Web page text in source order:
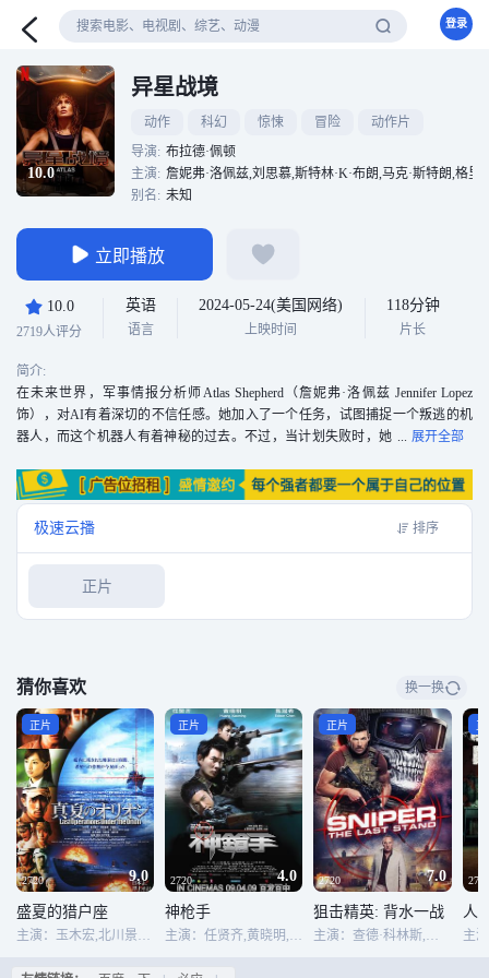
登录
10.0
异星战境
动作 科幻 惊悚 冒险
动作片
导演: 布拉德·佩顿
主演: 詹妮弗·洛佩兹,刘思慕,斯特林·K·布朗,马克·斯特朗,格里
别名: 未知
立即播放
10.0
2719人评分
英语
语言
2024-05-24(美国网络)
上映时间
118分钟
片长
简介:
在未来世界，军事情报分析师Atlas Shepherd（詹妮弗·洛佩兹 Jennifer Lopez
饰），对AI有着深切的不信任感。她加入了一个任务，试图捕捉一个叛逃的机
器人，而这个机器人有着神秘的过去。不过，当计划失败时，她
极速云播 排序
正片
猜你喜欢 换一换
2720 9.0
正片
盛夏的猎户座
主演：玉木宏,北川景子,平冈祐太,吹越满,木野雅仁,奥村知史
2720 4.0
正片
神枪手
主演：任贤齐,黄晓明,陈冠希,叶璇,刘浩龙,廖启智,邓健泓,方皓玟,王秀琳,高捷,林保怡,刘国昌
2720 7.0
正片
狙击精英: 背水一战
主演：查德·科林斯,莎伦·泰勒
2720
正
人